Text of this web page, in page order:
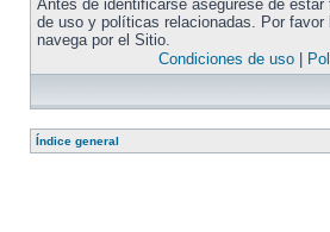
Antes de identificarse asegúrese de
de uso y políticas relacionadas. Por
navega por el Sitio.
Condiciones de uso|
Índice general